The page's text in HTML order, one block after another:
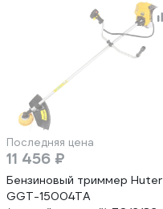
Последняя цена
11 456 ₽
Бензиновый триммер Huter
GGT-15004ТA